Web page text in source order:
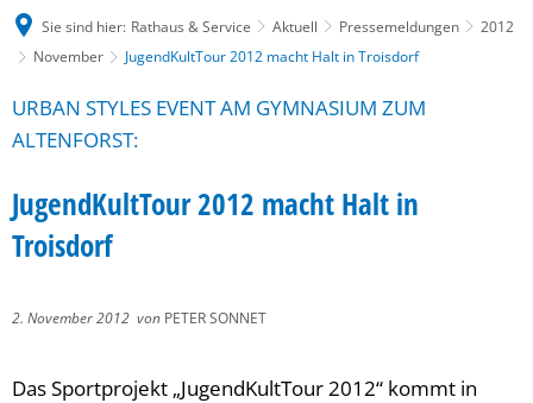
Sie sind hier: Rathaus & Service Aktuell Pressemeldungen
2012
November
JugendKultTour 2012 macht Halt in Troisdorf
URBAN STYLES EVENT AM GYMNASIUM ZUM
ALTENFORST:
JugendKultTour 2012 macht Halt in
Troisdorf
2. November 2012 von PETER SONNET
Das Sportprojekt „JugendKultTour 2012“ kommt in